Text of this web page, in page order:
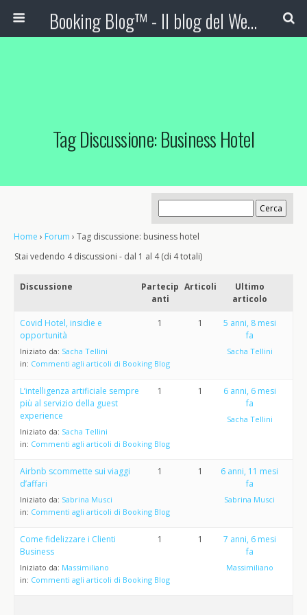
Booking Blog™ - Il blog del Web Marketing Turistico
Tag Discussione: Business Hotel
Home › Forum › Tag discussione: business hotel
Stai vedendo 4 discussioni - dal 1 al 4 (di 4 totali)
Discussione
Partecip
anti
Articoli
Ultimo
articolo
Covid Hotel, insidie e
opportunità
Iniziato da: Sacha Tellini
in: Commenti agli articoli di Booking Blog
1 1
5 anni, 8 mesi
fa
Sacha Tellini
L’intelligenza artificiale sempre
più al servizio della guest
experience
Iniziato da: Sacha Tellini
in: Commenti agli articoli di Booking Blog
1 1
6 anni, 6 mesi
fa
Sacha Tellini
Airbnb scommette sui viaggi
d’affari
Iniziato da: Sabrina Musci
in: Commenti agli articoli di Booking Blog
1 1
6 anni, 11 mesi
fa
Sabrina Musci
Come fidelizzare i Clienti
Business
Iniziato da: Massimiliano
in: Commenti agli articoli di Booking Blog
1 1
7 anni, 6 mesi
fa
Massimiliano